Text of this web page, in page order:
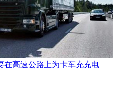
在高速公路上为卡车充充电